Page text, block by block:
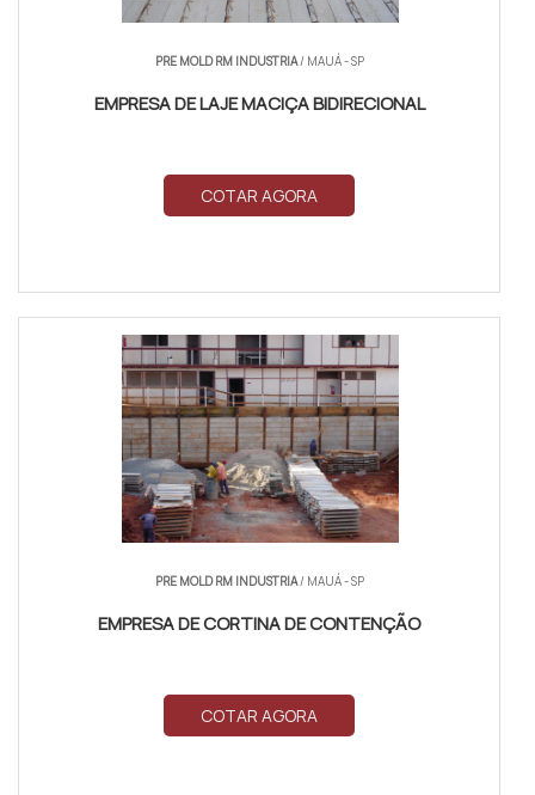
PRE MOLD RM INDUSTRIA/ MAUÁ - SP
EMPRESA DE LAJE MACIÇA BIDIRECIONAL
COTAR AGORA
PRE MOLD RM INDUSTRIA/ MAUÁ - SP
EMPRESA DE CORTINA DE CONTENÇÃO
COTAR AGORA